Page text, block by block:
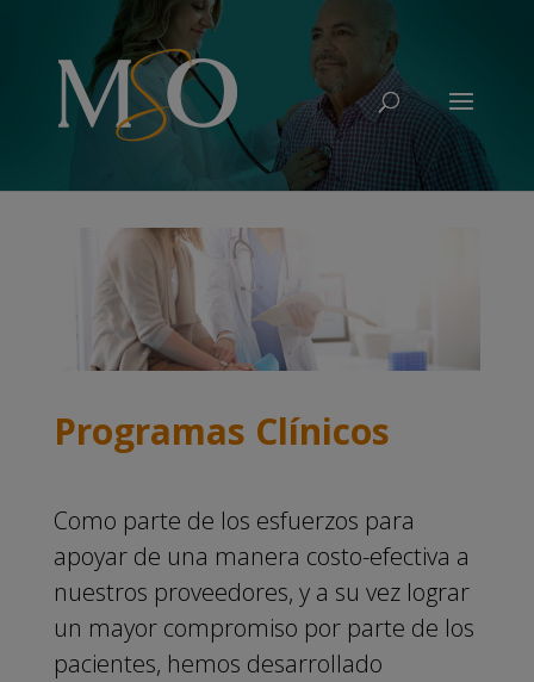
Programas Clínicos
Como parte de los esfuerzos para
apoyar de una manera costo-efectiva a
nuestros proveedores, y a su vez lograr
un mayor compromiso por parte de los
pacientes, hemos desarrollado